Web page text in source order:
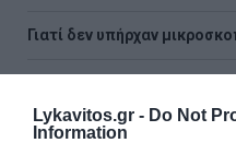
Lykavitos.gr - Do Not
Information
Γιατί δεν υπήρχαν
αναδεικνύει και την